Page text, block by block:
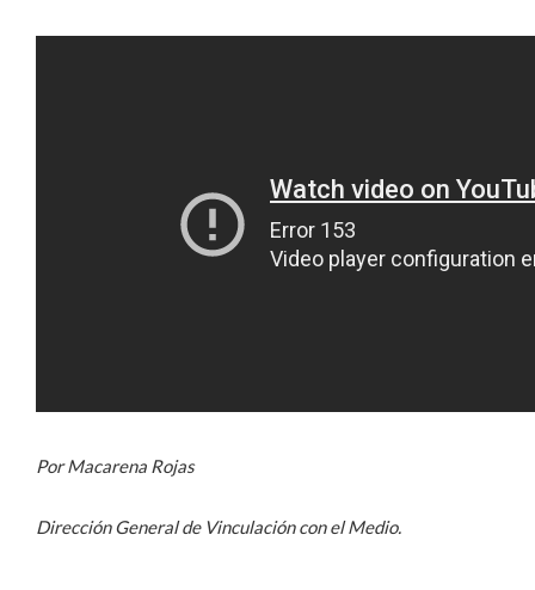
Por Macarena Rojas
Dirección General de Vinculación con el Medio.